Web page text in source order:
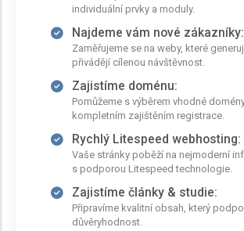
individuální prvky a moduly.
Najdeme vám nové zákazníky:
Zaměřujeme se na weby, které
přivádějí cílenou návštěvnost.
Zajistíme doménu:
Pomůžeme s výběrem vhodné
kompletním zajištěním registrace.
Rychlý Litespeed webhosting:
Vaše stránky poběží na nejmoderní
s podporou Litespeed technologie.
Zajistíme články & studie:
Připravíme kvalitní obsah, který
důvěryhodnost.